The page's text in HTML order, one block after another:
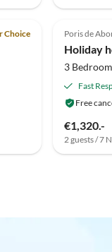
Choice
5.0
Poris de
Holiday
3
Fast
Free
€1,320.-
2 guests / 7